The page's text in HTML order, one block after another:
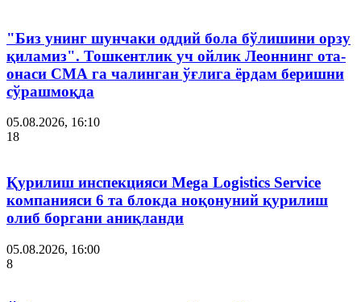
"Биз унинг шунчаки оддий бола бўлишини орзу
қиламиз". Тошкентлик уч ойлик Леоннинг ота-
онаси СМА га чалинган ўғлига ёрдам беришни
сўрашмоқда
05.08.2026, 16:10
18
Қурилиш инспекцияси Мega Logistics Service
компанияси 6 та блокда ноқонуний қурилиш
олиб боргани аниқланди
05.08.2026, 16:00
8